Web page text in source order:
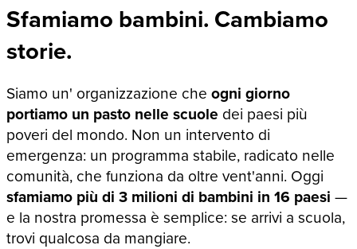
Sfamiamo bambini. Cambiamo
storie.
Siamo un' organizzazione che ogni giorno
portiamo un pasto nelle scuole dei paesi più
poveri del mondo. Non un intervento di
emergenza: un programma stabile, radicato nelle
comunità, che funziona da oltre vent'anni. Oggi
sfamiamo più di 3 milioni di bambini in 16 paesi —
e la nostra promessa è semplice: se arrivi a scuola,
trovi qualcosa da mangiare.